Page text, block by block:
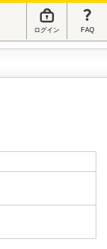
ログイン FAQ